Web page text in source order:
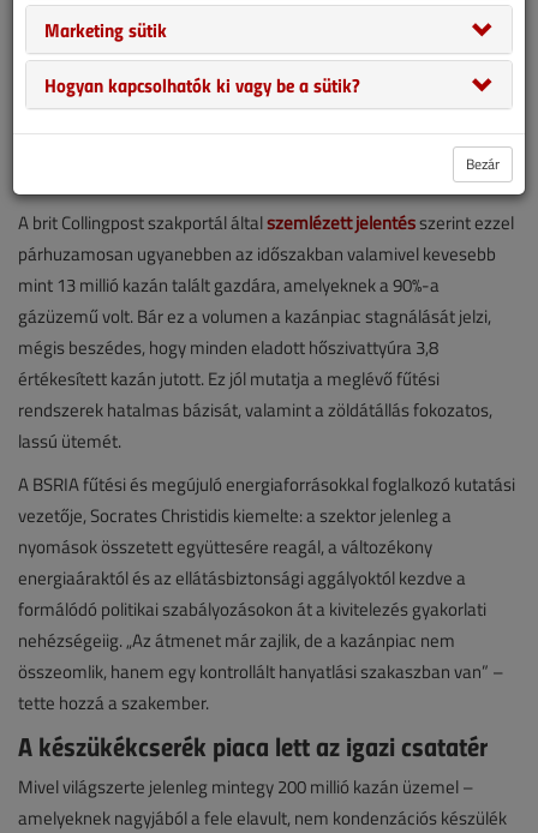
A brit Collingpost szakportál általszemlézett jelentésszerint ezzel
párhuzamosan ugyanebben az időszakban valamivel kevesebb
mint 13 millió kazán talált gazdára, amelyeknek a 90%-a
gázüzemű volt. Bár ez a volumen a kazánpiac stagnálását jelzi,
mégis beszédes, hogy minden eladott hőszivattyúra 3,8
értékesített kazán jutott. Ez jól mutatja a meglévő fűtési
rendszerek hatalmas bázisát, valamint a zöldátállás fokozatos,
lassú ütemét.
A BSRIA fűtési és megújuló energiaforrásokkal foglalkozó kutatási
vezetője, Socrates Christidis kiemelte: a szektor jelenleg a
nyomások összetett együttesére reagál, a változékony
energiaáraktól és az ellátásbiztonsági aggályoktól kezdve a
formálódó politikai szabályozásokon át a kivitelezés gyakorlati
nehézségeiig. „Az átmenet már zajlik, de a kazánpiac nem
összeomlik, hanem egy kontrollált hanyatlási szakaszban van” –
tette hozzá a szakember.
A készükékcserék piaca lett az igazi csatatér
Mivel világszerte jelenleg mintegy 200 millió kazán üzemel –
amelyeknek nagyjából a fele elavult, nem kondenzációs készülék
Marketing sütik
Hogyan kapcsolhatók ki vagy be a sütik?
Bezár